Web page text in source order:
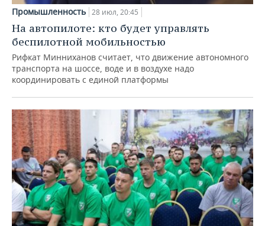
Промышленность 28 июл, 20:45
На автопилоте: кто будет управлять
беспилотной мобильностью
Рифкат Минниханов считает, что движение автономного
транспорта на шоссе, воде и в воздухе надо
координировать с единой платформы